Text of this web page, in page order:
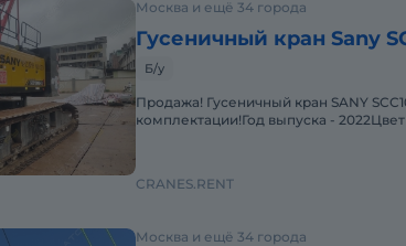
Москва и ещё 34 города
Гусеничный кран Sany
Б/у
Продажа! Гусеничный кран SANY
комплектации!Год выпуска -
CRANES.RENT
Москва и ещё 34 города